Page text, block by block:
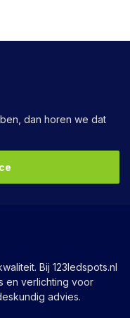
dan horen we dat
Bij 123ledspots.nl
en verlichting voor
advies.